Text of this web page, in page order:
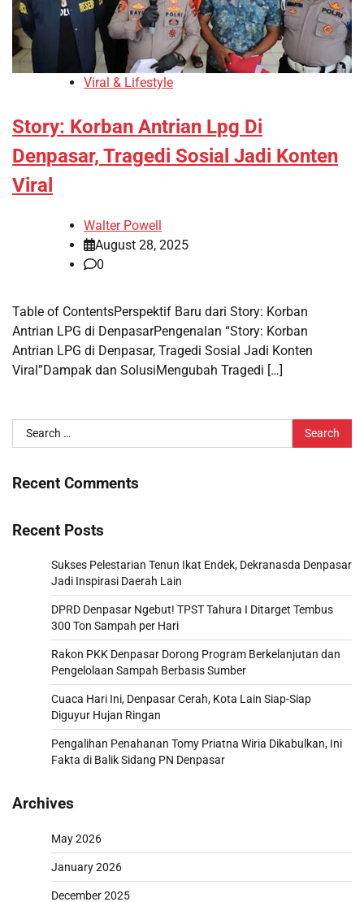
Viral & Lifestyle
Story: Korban Antrian Lpg Di
Denpasar, Tragedi Sosial Jadi Konten
Viral
Walter Powell
August 28, 2025
0
Table of ContentsPerspektif Baru dari Story: Korban
Antrian LPG di DenpasarPengenalan “Story: Korban
Antrian LPG di Denpasar, Tragedi Sosial Jadi Konten
Viral”Dampak dan SolusiMengubah Tragedi […]
Search
for:
Recent Comments
Recent Posts
Sukses Pelestarian Tenun Ikat Endek, Dekranasda Denpasar
Jadi Inspirasi Daerah Lain
DPRD Denpasar Ngebut! TPST Tahura I Ditarget Tembus
300 Ton Sampah per Hari
Rakon PKK Denpasar Dorong Program Berkelanjutan dan
Pengelolaan Sampah Berbasis Sumber
Cuaca Hari Ini, Denpasar Cerah, Kota Lain Siap-Siap
Diguyur Hujan Ringan
Pengalihan Penahanan Tomy Priatna Wiria Dikabulkan, Ini
Fakta di Balik Sidang PN Denpasar
Archives
May 2026
January 2026
December 2025